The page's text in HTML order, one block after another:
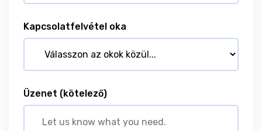
Kapcsolatfelvétel oka
Üzenet (kötelező)